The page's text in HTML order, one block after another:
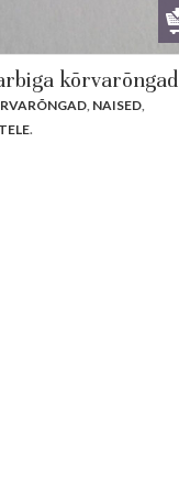
kõrvarõngad
, NAISED,
.